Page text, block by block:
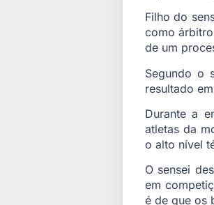
Filho do
como
de um
Segundo o
resultado
Durante a
atletas da
o alto nível
O sensei
em
é de que os